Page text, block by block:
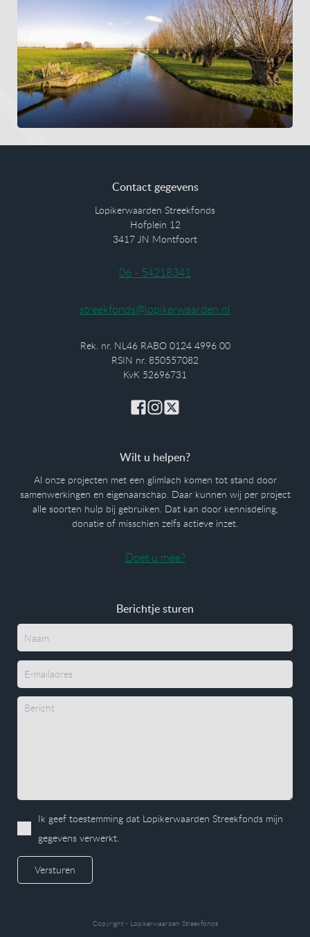
Contact gegevens
Lopikerwaarden Streekfonds
Hofplein 12
3417 JN Montfoort
06 - 54218341
streekfonds@lopikerwaarden.nl
Rek. nr. NL46 RABO 0124 4996 00
RSIN nr. 850557082
KvK 52696731
Berichtje sturen
Ik geef toestemming dat Lopikerwaarden Streekfonds mijn
gegevens verwerkt.
Versturen
Wilt u helpen?
Al onze projecten met een glimlach komen tot stand door
samenwerkingen en eigenaarschap. Daar kunnen wij per project
alle soorten hulp bij gebruiken. Dat kan door kennisdeling,
donatie of misschien zelfs actieve inzet.
Doet u mee?
Copyright - Lopikerwaarden Streekfonds